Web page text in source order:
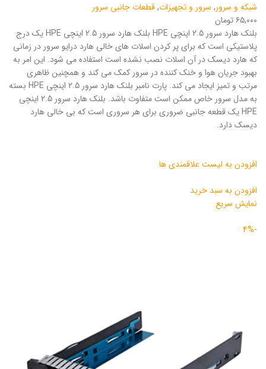
شبکه و سرور, سرور و تجهیزات,قطعات جانبی سرور
۶۵,۰۰۰ تومان
بلنک هارد سرور 2.5 اینچی HPE بلنک هارد سرور 2.5 اینچی HPE یک درج
پلاستیکی است که برای پر کردن اسلات های خالی هارد درایو سرور در زمانی
که هارد دیسک در آن اسلات نصب نشده است استفاده می شود. این امر به
بهبود جریان هوا و خنک کننده در سرور کمک می کند و همچنین ظاهری
مرتب و تمیز ایجاد می کند. پارت نامبر بلنک هارد سرور 2.5 اینچی HPE بسته
به مدل سرور خاص ممکن است متفاوت باشد. بلنک هارد سرور 2.5 اینچی
HPE یک قطعه جانبی ضروری برای هر سروری است که بی خالی هارد
دیسک دارد.
افزودن به لیست علاقمندی ها
افزودن به سبد خرید
نمایش سریع
-4%